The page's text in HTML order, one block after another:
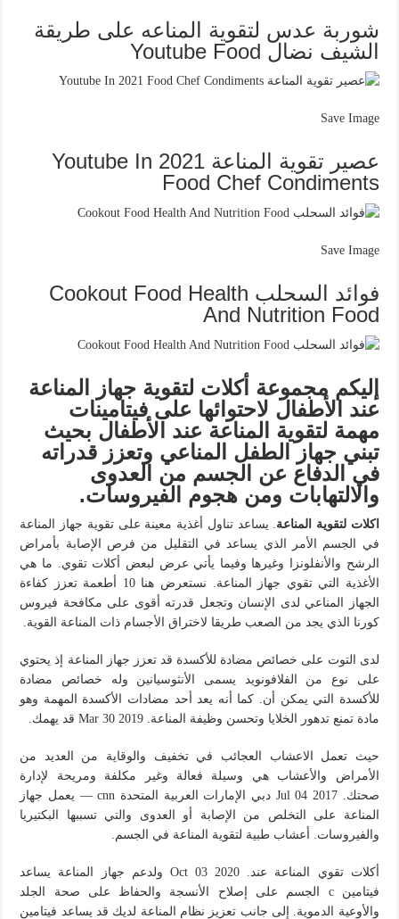
شوربة عدس لتقوية المناعه على طريقة
الشيف نضال Youtube Food
Save Image
عصير تقوية المناعة Youtube In 2021
Food Chef Condiments
Save Image
فوائد السحلب Cookout Food Health
And Nutrition Food
إليكم مجموعة أكلات لتقوية جهاز المناعة
عند الأطفال لاحتوائها على فيتامينات
مهمة لتقوية المناعة عند الأطفال بحيث
تبني جهاز الطفل المناعي وتعزز قدراته
في الدفاع عن الجسم من العدوى
والالتهابات ومن هجوم الفيروسات.
اكلات لتقوية المناعة . يساعد تناول أغذية معينة على تقوية جهاز المناعة
في الجسم الأمر الذي يساعد في التقليل من فرص الإصابة بأمراض
الرشح والأنفلونزا وغيرها وفيما يأتي عرض لبعض أكلات تقوي. ما هي
الأغذية التي تقوي جهاز المناعة. نستعرض هنا 10 أطعمة تعزز كفاءة
الجهاز المناعي لدى الإنسان وتجعل قدرته أقوى على مكافحة فيروس
كورنا الذي يجد من الصعب طريقا لاختراق الأجسام ذات المناعة القوية.
لدى التوت على خصائص مضادة للأكسدة قد تعزز جهاز المناعة إذ يحتوي
على نوع من الفلافونويد يسمى الأنثوسيانين وله خصائص مضادة
للأكسدة التي يمكن أن. كما أنه يعد أحد مضادات الأكسدة المهمة وهو
مادة تمنع تدهور الخلايا وتحسن وظيفة المناعة. Mar 30 2019 قد يهمك.
حيث تعمل الاعشاب العجائب في تخفيف والوقاية من العديد من
الأمراض والأعشاب هي وسيلة فعالة وغير مكلفة ومريحة لإدارة
صحتك. Jul 04 2017 دبي الإمارات العربية المتحدة cnn — يعمل جهاز
المناعة على التخلص من الإصابة أو العدوى والتي تسببها البكتيريا
والفيروسات. أعشاب طبية لتقوية المناعة في الجسم.
أكلات تقوي المناعة عند. Oct 03 2020 ولدعم جهاز المناعة يساعد
فيتامين c الجسم على إصلاح الأنسجة والحفاظ على صحة الجلد
والأوعية الدموية. إلى جانب تعزيز نظام المناعة لديك قد يساعد فيتامين